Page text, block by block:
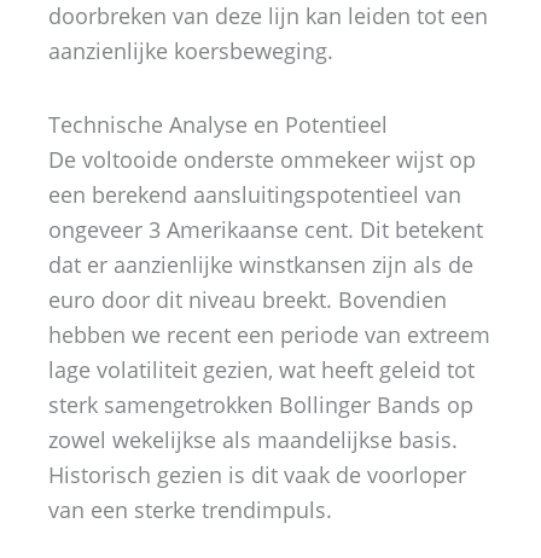
doorbreken van deze lijn kan leiden tot een
aanzienlijke koersbeweging.
Technische Analyse en Potentieel
De voltooide onderste ommekeer wijst op
een berekend aansluitingspotentieel van
ongeveer 3 Amerikaanse cent. Dit betekent
dat er aanzienlijke winstkansen zijn als de
euro door dit niveau breekt. Bovendien
hebben we recent een periode van extreem
lage volatiliteit gezien, wat heeft geleid tot
sterk samengetrokken Bollinger Bands op
zowel wekelijkse als maandelijkse basis.
Historisch gezien is dit vaak de voorloper
van een sterke trendimpuls.